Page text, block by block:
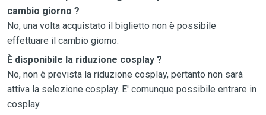
cambio giorno ?
No, una volta acquistato il biglietto non è possibile
effettuare il cambio giorno.
È disponibile la riduzione cosplay ?
No, non è prevista la riduzione cosplay, pertanto non sarà
attiva la selezione cosplay. E' comunque possibile entrare in
cosplay.